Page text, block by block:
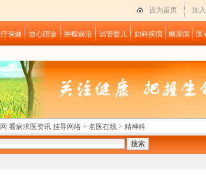
设为首页 加
疗保健 放心陪诊 肿瘤前沿 试管婴儿 妇科疾病 糖尿病 医
看病求医资讯 挂导网络 > 名医在线 > 精神科